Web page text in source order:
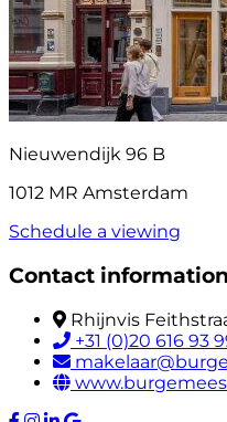
Nieuwendijk 96 B
1012 MR Amsterdam
Schedule a viewing
Contact information
Rhijnvis
+31 (0)20 616 93